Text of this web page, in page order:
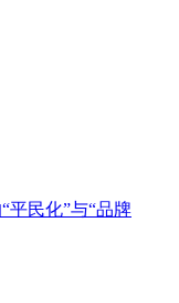
平民化”与“品牌